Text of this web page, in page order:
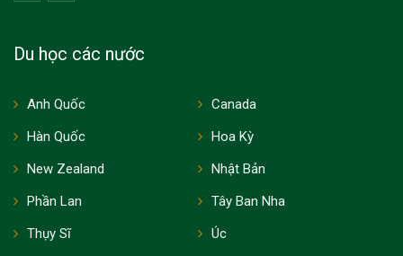
Du học các nước
Anh Quốc
Canada
Hàn Quốc
Hoa Kỳ
New Zealand
Nhật Bản
Phần Lan
Tây Ban Nha
Thụy Sĩ
Úc